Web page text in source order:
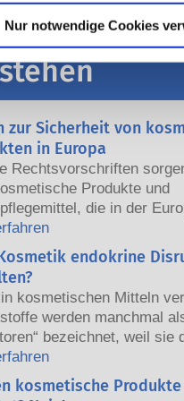
Nur notwendige Cookies
Kosmetika
zur Sicherheit von
in Europa
Rechtsvorschriften
Produkte und
die in der
werden, sicher für
am Menschen sind.
sowie
die Verantwortung für
von kosmetischen
endokrine
kosmetischen Mitteln
werden manchmal
bezeichnet, weil sie
haben, einige der
Hormone nachzuahmen.
das Potenzial hat, ein
kosmetische